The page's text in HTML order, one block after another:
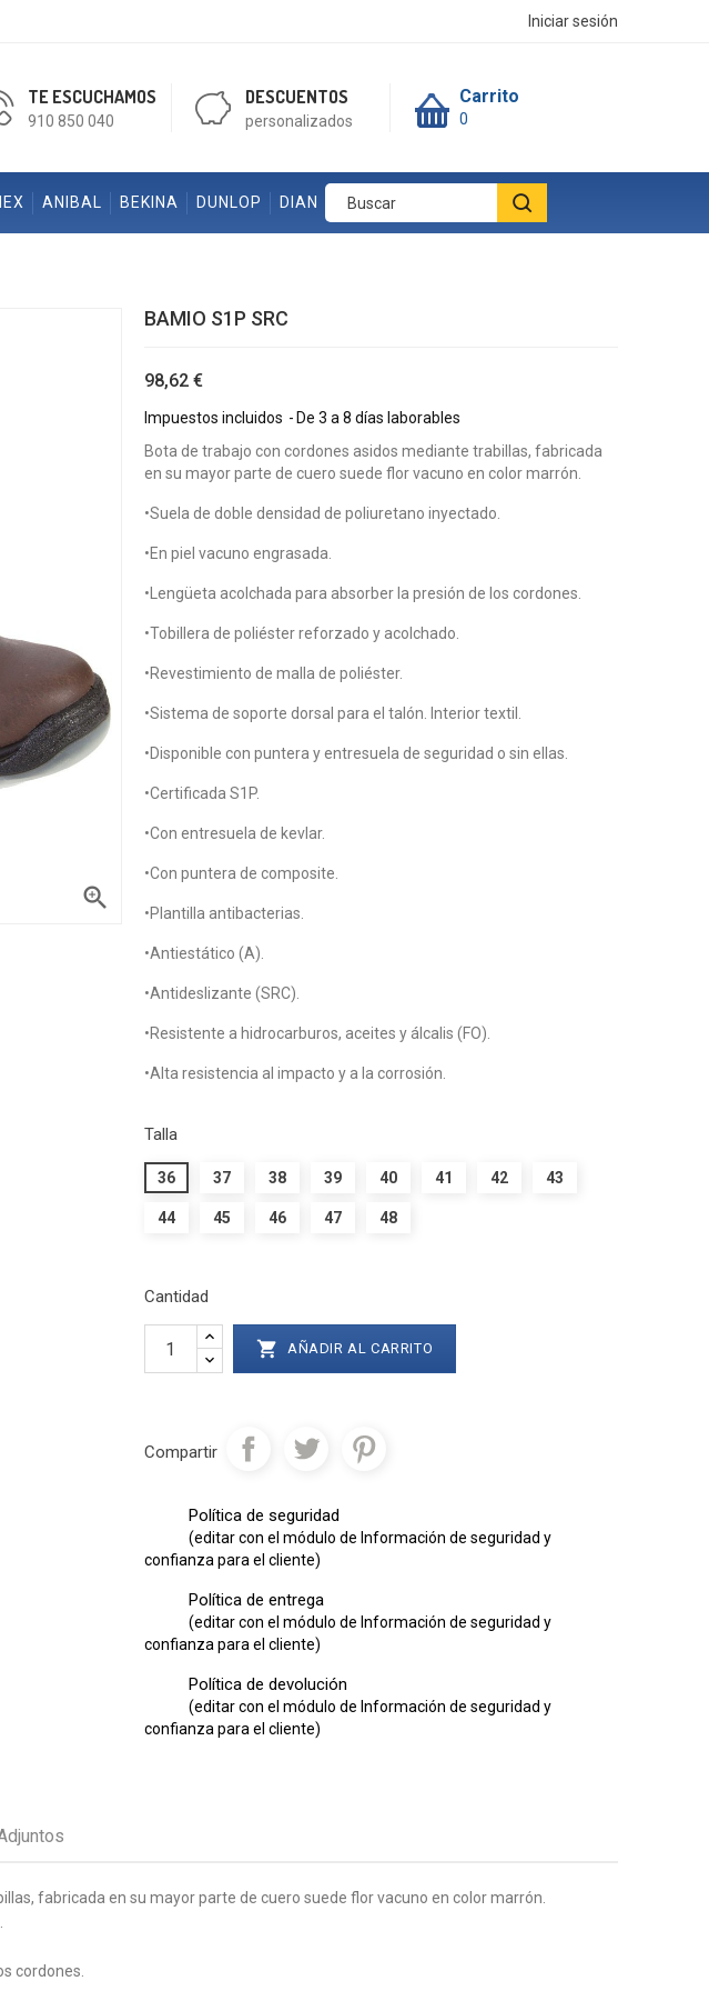
Iniciar sesión
Carrito
0
TE ESCUCHAMOS
910 850 040
DESCUENTOS
personalizados
ANIBAL BEKINA DUNLOP DIAN

BAMIO S1P SRC
98,62 €
Impuestos incluidos
De 3 a 8 días laborables
Bota de trabajo con cordones asidos mediante trabillas, fabricada
en su mayor parte de cuero suede flor vacuno en color marrón.
•Suela de doble densidad de poliuretano inyectado.
•En piel vacuno engrasada.
•Lengüeta acolchada para absorber la presión de los cordones.
•Tobillera de poliéster reforzado y acolchado.
•Revestimiento de malla de poliéster.
•Sistema de soporte dorsal para el talón. Interior textil.
•Disponible con puntera y entresuela de seguridad o sin ellas.
•Certificada S1P.
•Con entresuela de kevlar.
•Con puntera de composite.
•Plantilla antibacterias.
•Antiestático (A).
•Antideslizante (SRC).
•Resistente a hidrocarburos, aceites y álcalis (FO).
•Alta resistencia al impacto y a la corrosión.
Talla
36 37 38 39 40 41 42 43
44 45 46 47 48
Cantidad
 AÑADIR AL CARRITO
Compartir
Política de seguridad
(editar con el módulo de Información de seguridad y
confianza para el cliente)
Política de entrega
(editar con el módulo de Información de seguridad y
confianza para el cliente)
Política de devolución
(editar con el módulo de Información de seguridad y
confianza para el cliente)
fabricada en su mayor parte de cuero suede flor vacuno en color marrón.
cordones.